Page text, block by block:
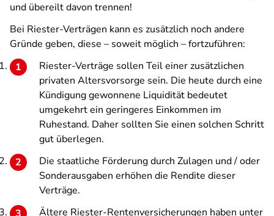
und übereilt davon trennen!
Bei Riester-Verträgen kann es zusätzlich noch andere
Gründe geben, diese – soweit möglich – fortzuführen:
Riester-Verträge sollen Teil einer zusätzlichen
privaten Altersvorsorge sein. Die heute durch eine
Kündigung gewonnene Liquidität bedeutet
umgekehrt ein geringeres Einkommen im
Ruhestand. Daher sollten Sie einen solchen Schritt
gut überlegen.
Die staatliche Förderung durch Zulagen und / oder
Sonderausgaben erhöhen die Rendite dieser
Verträge.
Ältere Riester-Rentenversicherungen haben unter